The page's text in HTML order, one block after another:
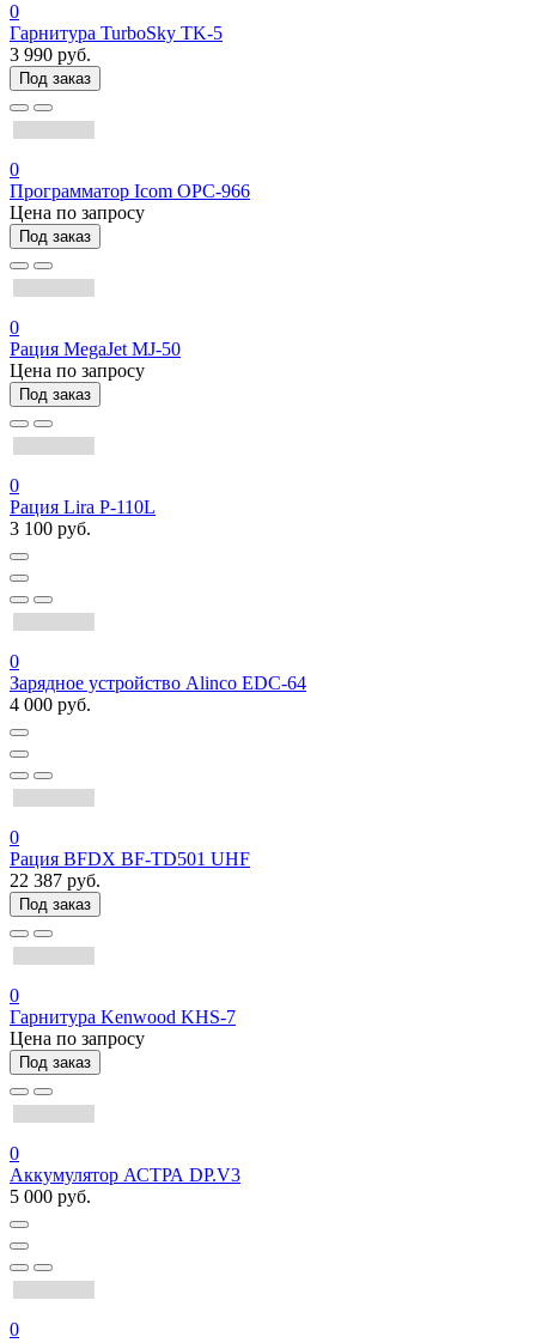
0
Гарнитура TurboSky TK-5
3 990 руб.
Под заказ
0
Программатор Icom OPC-966
Цена по запросу
Под заказ
0
Рация MegaJet MJ-50
Цена по запросу
Под заказ
0
Рация Lira P-110L
3 100 руб.
0
Зарядное устройство Alinco EDC-64
4 000 руб.
0
Рация BFDX BF-TD501 UHF
22 387 руб.
Под заказ
0
Гарнитура Kenwood KHS-7
Цена по запросу
Под заказ
0
Аккумулятор АСТРА DP.V3
5 000 руб.
0